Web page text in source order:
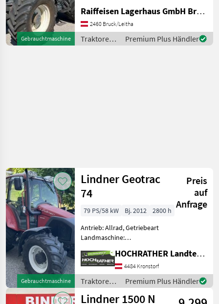
Gebrauchtmaschine
Frontladerkonsole, ISOBUS,
Fronthydraulik, druckloser
Rücklauf, Frontzapfwelle,
Außenbedienung
Raiffeisen Lagerhaus GmbH Bruck/Leitha
2460 Bruck/Leitha
Traktoren /
Lindner
Premium Plus Händler
Gebrauchtmaschine
Lindner Geotrac
74
Preis
auf
Anfrage
79 PS/58 kW Bj. 2012
2800 h
Antrieb: Allrad, Getriebeart
Landmaschine:
Plattform: Kabine,
Zapfwellendrehzahl:
430/540/750/1000,
Höchstgeschwindigkeit in
km/h: 40 km/h, Aufladung:
HOCHRATHER Landtechnik GmbH
4484 Kronstorf
Traktoren /
Lindner
Premium Plus Händler
Lindner 1500 N